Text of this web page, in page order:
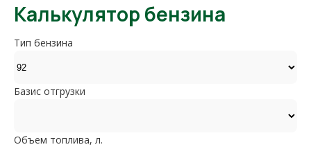
Калькулятор бензина
Тип бензина
Базис отгрузки
Объем топлива, л.